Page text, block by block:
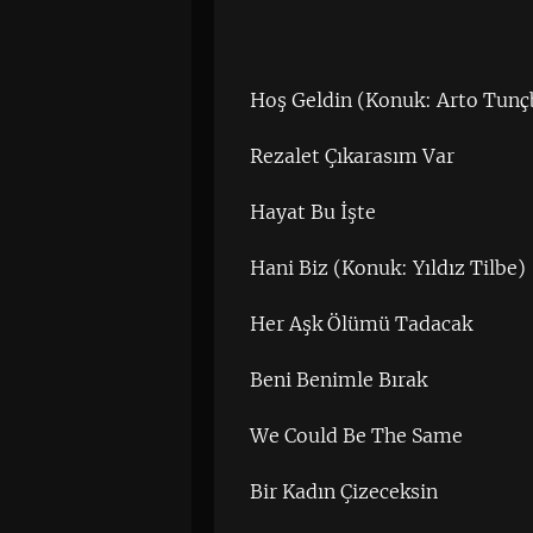
Hoş Geldin (Konuk: Arto
Rezalet Çıkarasım Var
Hayat Bu İşte
Hani Biz (Konuk: Yıldız Tilbe)
Her Aşk Ölümü Tadacak
Beni Benimle Bırak
We Could Be The Same
Bir Kadın Çizeceksin